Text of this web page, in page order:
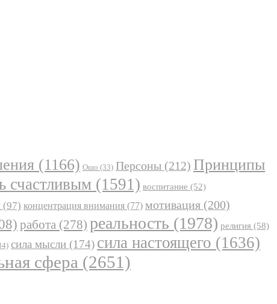
(1166) Ошо (33) Персоны (212) Принципы
счастливым (1591) воспитание (52)
(97) концентрация внимания (77) мотивация (200)
работа (278) реальность (1978) религия (58)
сила мысли (174) сила настоящего (1636)
сфера (2651)